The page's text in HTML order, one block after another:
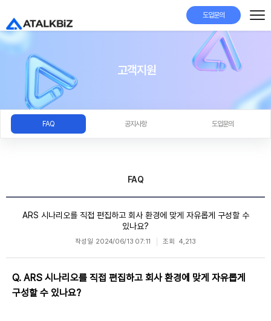
도입문의
고객지원
FAQ 공지사항 도입문의
FAQ
ARS 시나리오를 직접 편집하고 회사 환경에 맞게 자유롭게 구성할 수
있나요?
작성일 2024/06/13 07:11 조회 4,213
Q. ARS 시나리오를 직접 편집하고 회사 환경에 맞게 자유롭게
구성할 수 있나요?